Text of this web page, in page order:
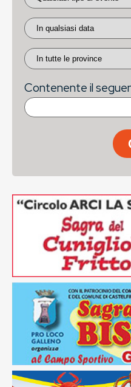
Contenente il